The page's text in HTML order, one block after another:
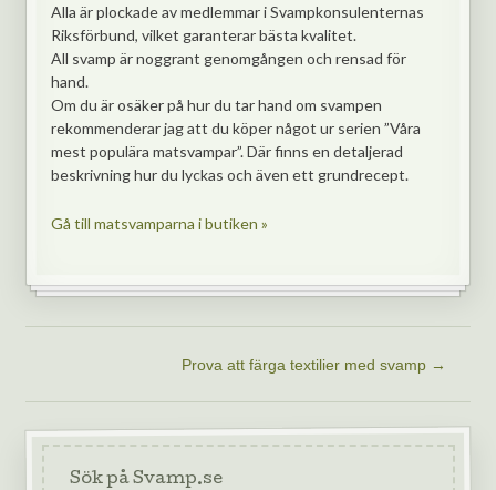
Alla är plockade av medlemmar i Svampkonsulenternas
Riksförbund, vilket garanterar bästa kvalitet.
All svamp är noggrant genomgången och rensad för
hand.
Om du är osäker på hur du tar hand om svampen
rekommenderar jag att du köper något ur serien ”Våra
mest populära matsvampar”. Där finns en detaljerad
beskrivning hur du lyckas och även ett grundrecept.
Gå till matsvamparna i butiken »
Prova att färga textilier med svamp →
Sök på Svamp.se